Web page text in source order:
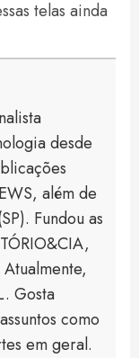
telas ainda
desde
além de
Fundou as
Gosta
como
em geral.